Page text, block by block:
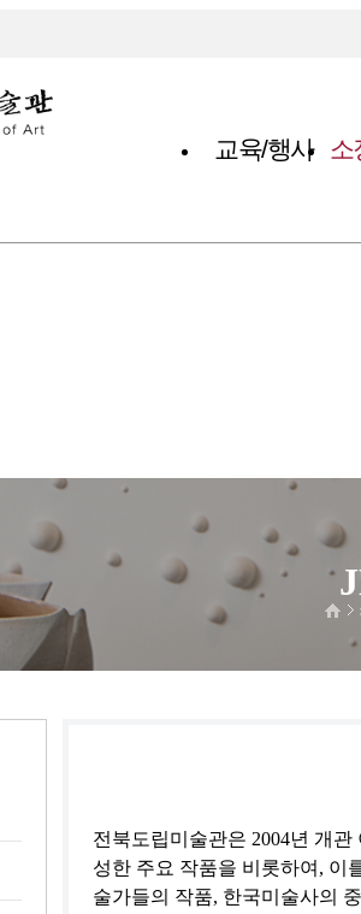
교육/행사 소
전북도립미술관은 2004년 개
성한 주요 작품을 비롯하여, 이
술가들의 작품, 한국미술사의